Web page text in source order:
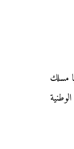
سلك الباكالوريا مسلك